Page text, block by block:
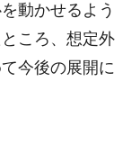
動かせるよう
ころ、想定外
今後の展開に